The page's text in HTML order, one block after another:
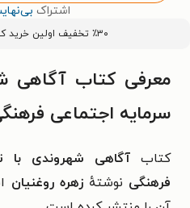
اشتراک
٪۳۰ تخفیف اولین خرید کتاب با کد
معرفی کتاب آگاهی
سرمایه اجتماعی
کتاب آگاهی شهروندی با
فرهنگی نوشتهٔزهره روغنیان